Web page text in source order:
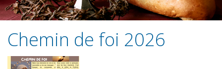
Chemin de foi 2026